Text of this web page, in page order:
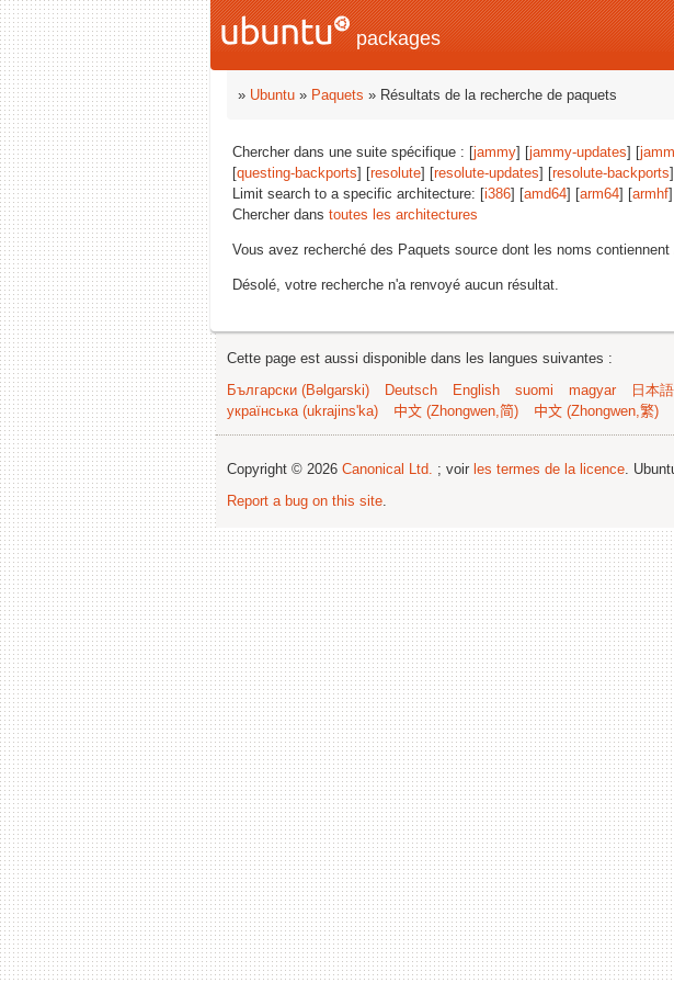
packages
» Ubuntu » Paquets » Résultats de la recherche de paquets
Chercher dans une suite spécifique : [jammy] [jammy-updates] [
[questing-backports] [resolute] [resolute-updates] [resolute-backports
Limit search to a specific architecture: [i386] [amd64] [arm64] [armhf
Chercher dans toutes les architectures
Vous avez recherché des Paquets source dont les noms contiennent
Désolé, votre recherche n'a renvoyé aucun résultat.
Cette page est aussi disponible dans les langues suivantes :
Български (Bəlgarski)
Deutsch English suomi magyar 日本
українська (ukrajins'ka)
中文 (Zhongwen,简) 中文 (Zhongwen,繁)
Copyright © 2026 Canonical Ltd. ; voir les termes de la licence.
Report a bug on this site.